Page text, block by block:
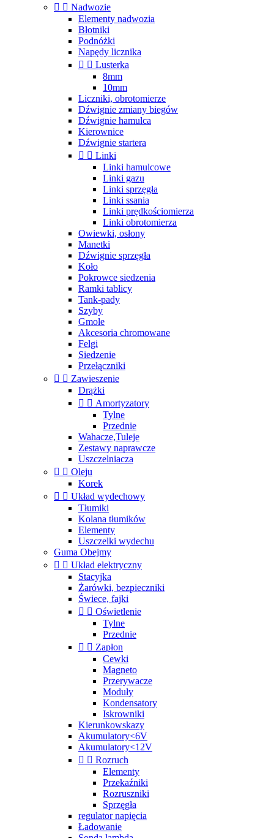
  Nadwozie
Elementy nadwozia
Błotniki
Podnóżki
Napędy licznika
  Lusterka
8mm
10mm
Liczniki, obrotomierze
Dźwignie zmiany biegów
Dźwignie hamulca
Kierownice
Dźwignie startera
  Linki
Linki hamulcowe
Linki gazu
Linki sprzęgła
Linki ssania
Linki prędkościomierza
Linki obrotomierza
Owiewki, osłony
Manetki
Dźwignie sprzęgła
Koło
Pokrowce siedzenia
Ramki tablicy
Tank-pady
Szyby
Gmole
Akcesoria chromowane
Felgi
Siedzenie
Przełączniki
  Zawieszenie
Drążki
  Amortyzatory
Tylne
Przednie
Wahacze,Tuleje
Zestawy naprawcze
Uszczelniacza
  Oleju
Korek
  Układ wydechowy
Tłumiki
Kolana tłumików
Elementy
Uszczelki wydechu
Guma Obejmy
  Układ elektryczny
Stacyjka
Żarówki, bezpieczniki
Świece, fajki
  Oświetlenie
Tylne
Przednie
  Zapłon
Cewki
Magneto
Przerywacze
Moduły
Kondensatory
Iskrowniki
Kierunkowskazy
Akumulatory<6V
Akumulatory<12V
  Rozruch
Elementy
Przekaźniki
Rozruszniki
Sprzęgła
regulator napięcia
Ładowanie